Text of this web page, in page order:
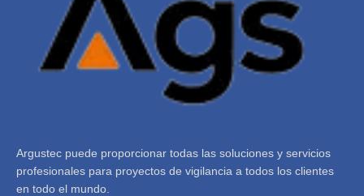
Argustec puede proporcionar todas las soluciones y servicios
profesionales para proyectos de vigilancia a todos los clientes
en todo el mundo.